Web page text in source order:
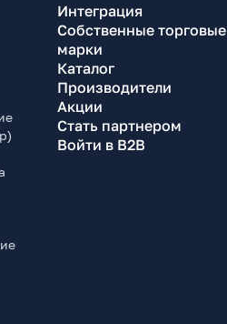
Интеграция
Собственные торговые
марки
Каталог
Производители
Акции
Стать партнером
Войти в B2B